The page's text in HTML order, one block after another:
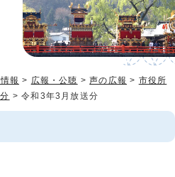
報 > 広報・公聴 >声の広報 > 市役所
> 令和3年3月放送分